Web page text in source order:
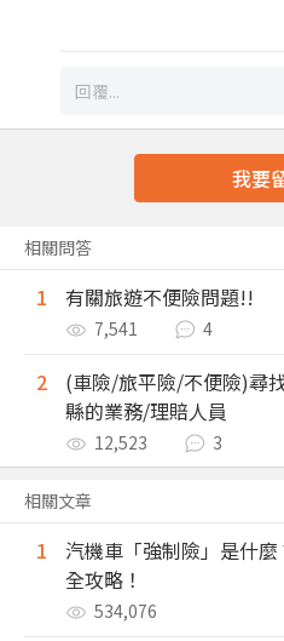
我要
相關問答
1 有關旅遊不便險問題!!
7,541 4
2
(車險/旅平險/不便險)尋
縣的業務/理賠人員
12,523 3
相關文章
1
汽機車「強制險」是什
全攻略！
534,076